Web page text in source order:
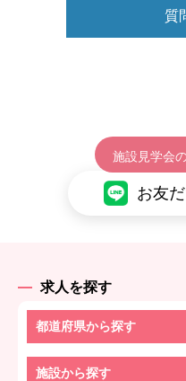
質
施設見学会
お友
求人を探す
都道府県から探す
施設から探す